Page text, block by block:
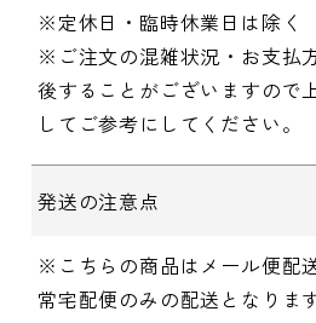
※定休日・臨時休業日は除く
※ご注文の混雑状況・お支払
後することがございますので
してご参考にしてください。
発送の注意点
※こちらの商品はメール便配
常宅配便のみの配送となります